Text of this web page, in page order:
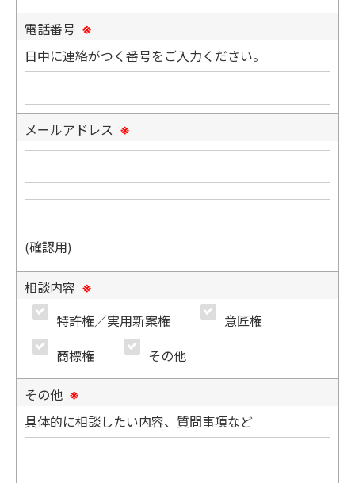
電話番号 ※
日中に連絡がつく番号をご入力ください。
メールアドレス ※
(確認用)
相談内容 ※
特許権／実用新案権 意匠権
商標権 その他
その他 ※
具体的に相談したい内容、質問事項など